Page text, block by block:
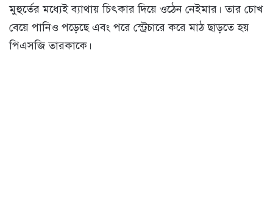
মুহুর্তের মধ্যেই ব্যাথায় চিৎকার দিয়ে ওঠেন নেইমার। তার চোখ
বেয়ে পানিও পড়েছে এবং পরে স্ট্রেচারে করে মাঠ ছাড়তে হয়
পিএসজি তারকাকে।